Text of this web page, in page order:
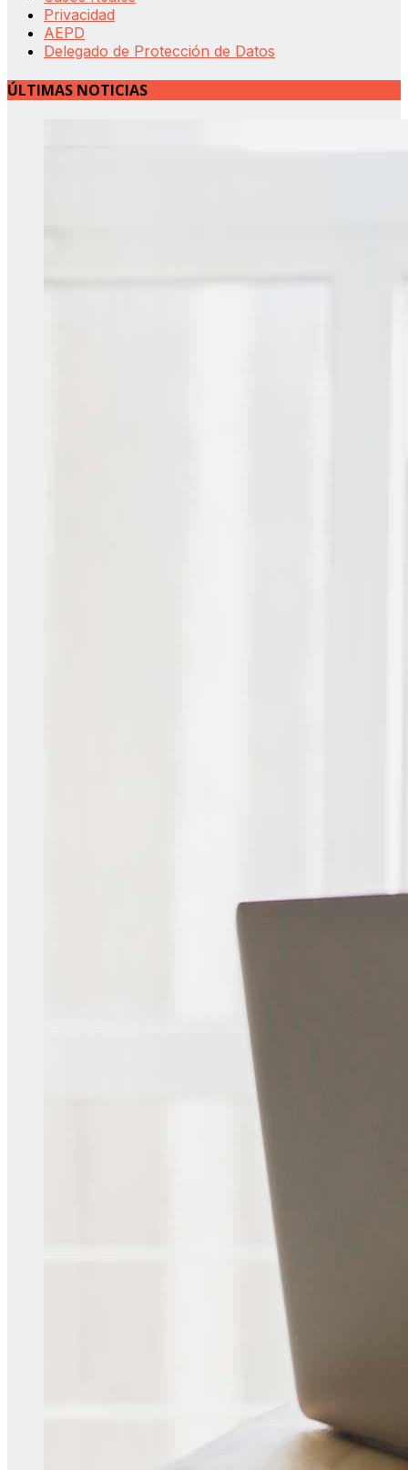
Privacidad
AEPD
Delegado de Protección de Datos
ÚLTIMAS NOTICIAS